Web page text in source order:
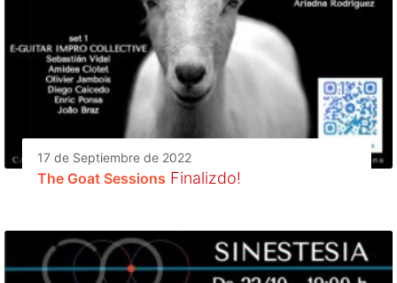
17 de Septiembre de 2022
The Goat Sessions Finalizdo!